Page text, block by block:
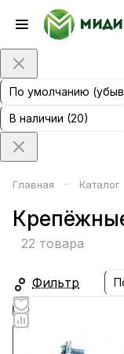
По умолчанию
В наличии (20)
Главная – Каталог
22 товара
Фильтр